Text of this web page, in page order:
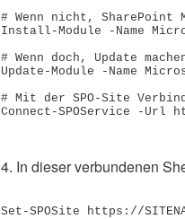
# Wenn nicht,
Install-Module -Name
# Wenn doch, Update
Update-Module -Name
# Mit der SPO-Site
Connect-SPOService -Url
4. In dieser verbundenen
Set-SPOSite https://